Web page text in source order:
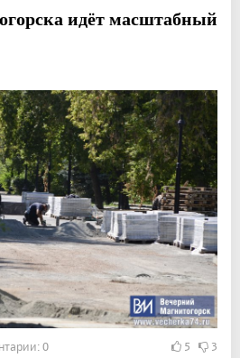
идёт масштабный
0 5 3